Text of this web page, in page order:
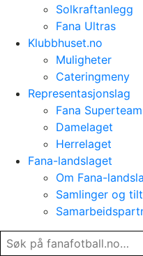
Solkraftanlegg
Fana Ultras
Klubbhuset.no
Muligheter
Cateringmeny
Representasjonslag
Fana Superteam
Damelaget
Herrelaget
Fana-landslaget
Om Fana-
Samlinger og